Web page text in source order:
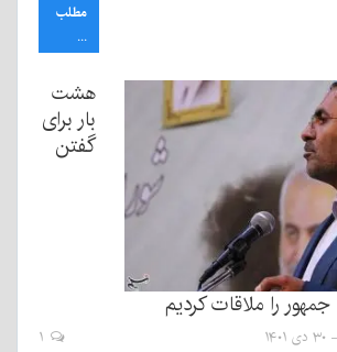
مطلب
...
هشت
بار برای
گفتن
را ملاقات کردیم